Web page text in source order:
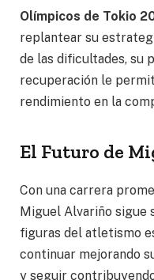
Olímpicos de Tokio
replantear su
de las dificultades, su
recuperación le
rendimiento en la
El Futuro de
Con una carrera
Miguel Alvariño sigue
figuras del atletismo
continuar mejorando
y seguir